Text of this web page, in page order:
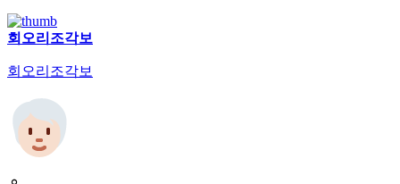
회오리조각보
회오리조각보